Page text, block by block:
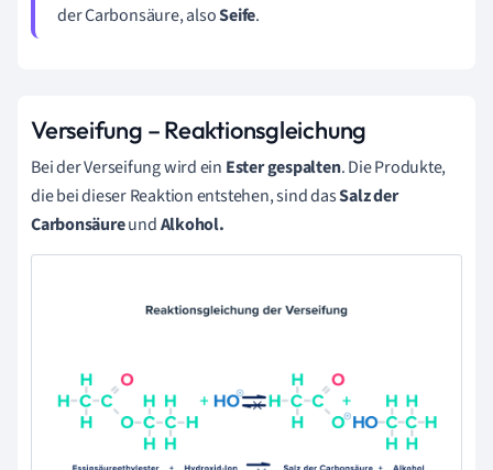
der Carbonsäure, alsoSeife.
Verseifung – Reaktionsgleichung
Bei der Verseifung wird ein Ester gespalten. Die Produkte,
die bei dieser Reaktion entstehen, sind dasSalz der
CarbonsäureundAlkohol.